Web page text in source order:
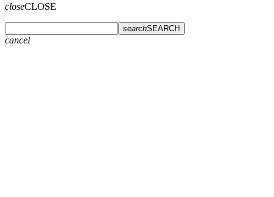
closeCLOSE
searchSEARCH
cancel